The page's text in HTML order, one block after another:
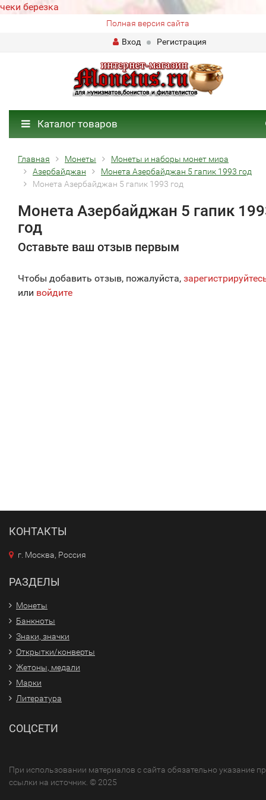
чеки березка
Полная версия сайта
Вход
Регистрация
Каталог товаров
Главная Монеты
Монеты и наборы монет мира
Азербайджан
Монета Азербайджан 5 гапик 1993 год
Монета Азербайджан 5 гапик 1993 год
Монета Азербайджан 5 гапик
год
Оставьте ваш отзыв первым
Чтобы добавить отзыв, пожалуйста,
или войдите
КОНТАКТЫ
г. Москва, Россия
РАЗДЕЛЫ
Монеты
Банкноты
Знаки, значки
Открытки/конверты
Жетоны, медали
Марки
Литература
СОЦСЕТИ
При использовании материалов с сайта обязательно указание
ссылки на источник. © 2025